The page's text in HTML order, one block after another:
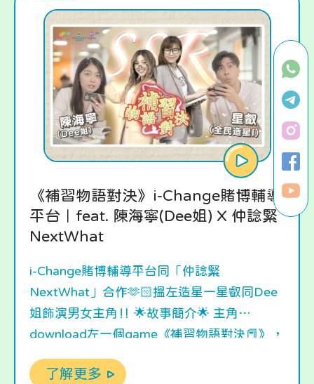
《補習物語對決》i-Change賭博輔導
平台｜feat. 陳海寧(Dee姐) X 仲諗緊
NextWhat
i-Change賭博輔導平台同「仲諗緊
NextWhat」合作🫶🏻搵左造星一星叡同Dee
姐飾演男女主角‼️ 🌟故事簡介🌟 主角
download左一個game《補習物語對決📕》，
完成遊戲嘅任務有著好大嘅幫助。究竟最後星
了解更多